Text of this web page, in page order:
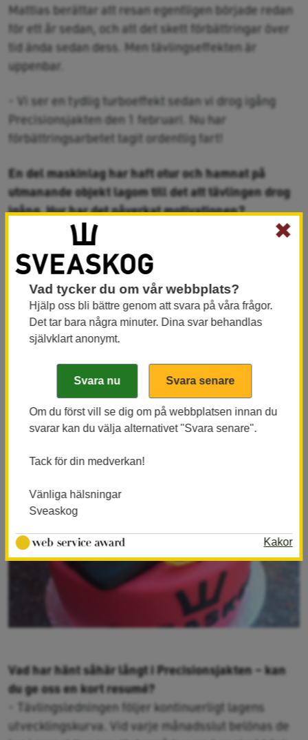
Mattias berättar att resan egentligen började redan
för ett år sedan, och att det skett förbättringar över
tid ända sedan dess. Men tävlingseffekten är
uppenbar.
- Vi ser en tydlig turboeffekt sedan vi drog igång
Precisionsjakten den 1 februari. Nu har
förbättringsarbetet tagit ordentlig fart!
En del maskinlag har haft otur och hamnat på
utmanande objekt lagom till det att tävlingen drog
igång. Hur har det påverkat motivationen?
- Det är klart att förutsättningarna varierar, men
glädjande nog ser vi att viljan att visa på goda
resultat håller igång kvalitetsarbetet även då vi kör
på svåra objekt där terrängen är utmanande,
exempelvis stormområdet i Uppland, säger Mattias
och tillägger:
och kvalitet på de produkter vi tillverkar inte bara är
en fråga som är prioriterad för våra stora
slutavverkare. I mellantid var det en gallringsmaskin
som hade de bästa resultaten i Karlskoga.
Vad har hänt såhär långt i Precisionsjakten – kan
du ge oss en kort resumé?
- Tävlingsledningen följer kontinuerligt lagens
utvecklingskurva. Vid varje månadsslut belönas de
✖
Vad tycker du om vår webbplats?
Hjälp oss bli bättre genom att svara på våra frågor.
Det tar bara några minuter. Dina svar behandlas
självklart anonymt.
Om du först vill se dig om på webbplatsen innan du
svarar kan du välja alternativet "Svara senare".
Tack för din medverkan!
Vänliga hälsningar
Sveaskog
Kakor